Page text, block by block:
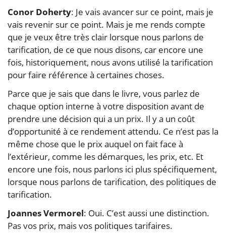
Conor Doherty: Je vais avancer sur ce point, mais je
vais revenir sur ce point. Mais je me rends compte
que je veux être très clair lorsque nous parlons de
tarification, de ce que nous disons, car encore une
fois, historiquement, nous avons utilisé la tarification
pour faire référence à certaines choses.
Parce que je sais que dans le livre, vous parlez de
chaque option interne à votre disposition avant de
prendre une décision qui a un prix. Il y a un coût
d’opportunité à ce rendement attendu. Ce n’est pas la
même chose que le prix auquel on fait face à
l’extérieur, comme les démarques, les prix, etc. Et
encore une fois, nous parlons ici plus spécifiquement,
lorsque nous parlons de tarification, des politiques de
tarification.
Joannes Vermorel: Oui. C’est aussi une distinction.
Pas vos prix, mais vos politiques tarifaires.